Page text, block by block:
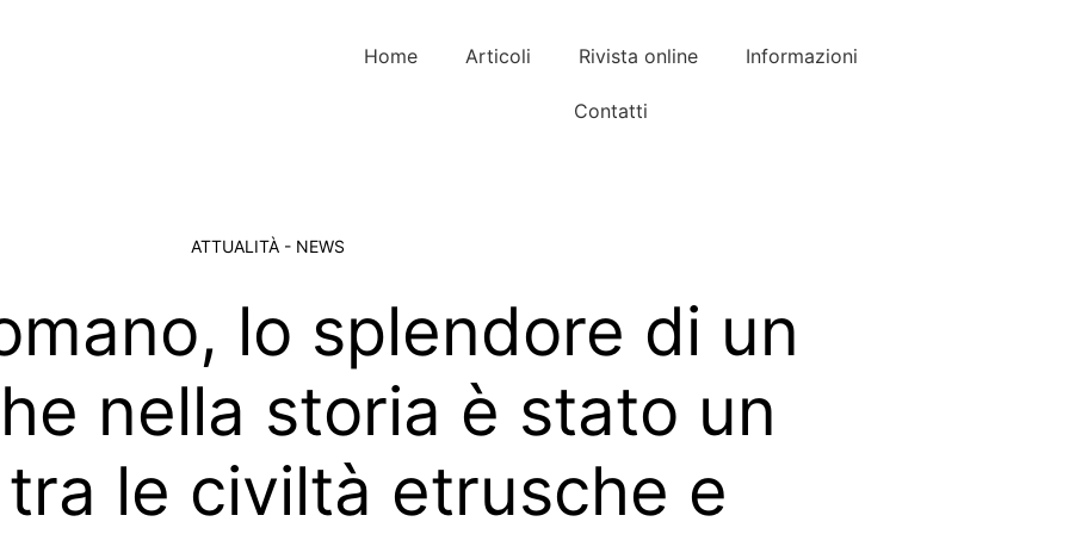
Home Articoli Rivista online Informazioni
Contatti
ATTUALITÀ - NEWS
lo splendore di un
nella storia è stato un
le civiltà etrusche e